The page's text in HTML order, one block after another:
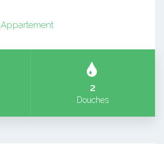
Appartement
2
Douches